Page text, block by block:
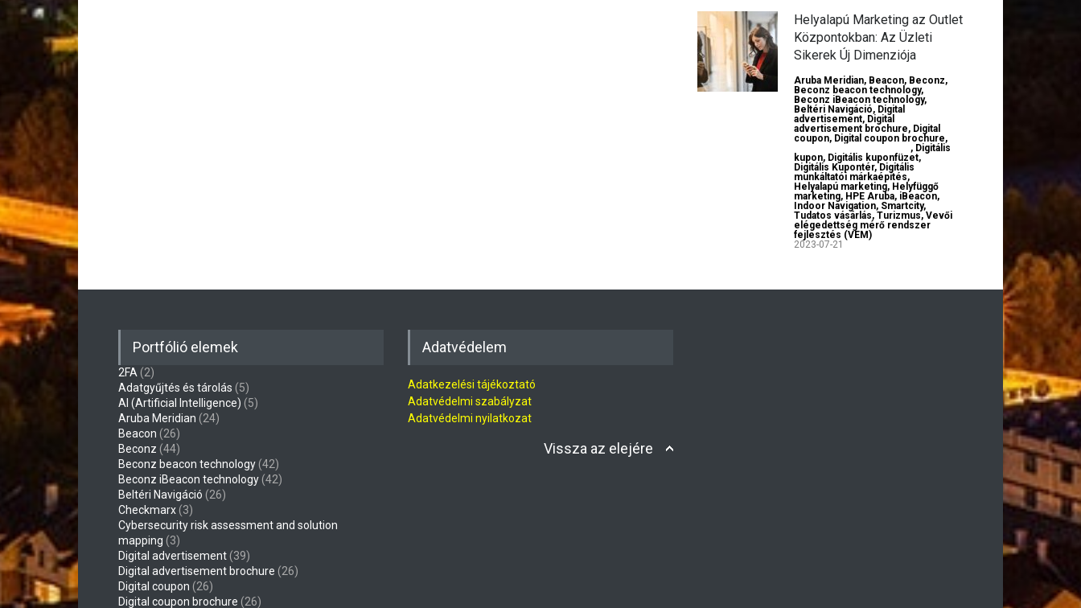
Helyalapú Marketing az Outlet
Központokban: Az Üzleti
Sikerek Új Dimenziója
Aruba Meridian, Beacon, Beconz,
Beconz beacon technology,
Beconz iBeacon technology,
Beltéri Navigáció, Digital
advertisement, Digital
advertisement brochure, Digital
coupon, Digital coupon brochure,
, Digitális
kupon, Digitális kuponfüzet,
Digitális Kupontér, Digitális
munkáltatói márkaépítés,
Helyalapú marketing, Helyfüggő
marketing, HPE Aruba, iBeacon,
Indoor Navigation, Smartcity,
Tudatos vásárlás, Turizmus, Vevői
elégedettség mérő rendszer
fejlesztés (VEM)
2023-07-21
Portfólió elemek
2FA (2)
Adatgyűjtés és tárolás (5)
AI (Artificial Intelligence) (5)
Aruba Meridian (24)
Beacon (26)
Beconz (44)
Beconz beacon technology(42)
Beconz iBeacon technology(42)
Beltéri Navigáció (26)
Checkmarx(3)
Cybersecurity risk assessment and solution
mapping (3)
Digital advertisement(39)
Digital advertisement brochure (26)
Digital coupon (26)
Digital coupon brochure (26)
Adatvédelem
Adatkezelési tájékoztató
Adatvédelmi szabályzat
Adatvédelmi nyilatkozat
Vissza az elejére